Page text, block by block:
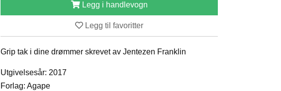
Legg i handlevogn
Legg til favoritter
Grip tak i dine drømmer skrevet av Jentezen Franklin
Utgivelsesår: 2017
Forlag: Agape